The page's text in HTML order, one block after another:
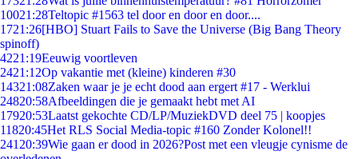
10021:28Teltopic #1563 tel door en door en door....
1721:26[HBO] Stuart Fails to Save the Universe (Big Bang Theory
spinoff)
4221:19Eeuwig voortleven
2421:12Op vakantie met (kleine) kinderen #30
14321:08Zaken waar je je echt dood aan ergert #17 - Werklui
24820:58Afbeeldingen die je gemaakt hebt met AI
17920:53Laatst gekochte CD/LP/MuziekDVD deel 75 | koopjes
11820:45Het RLS Social Media-topic #160 Zonder Kolonel!!
241 20:39Wie gaan er dood in 2026?Post met een vleugje cynisme de